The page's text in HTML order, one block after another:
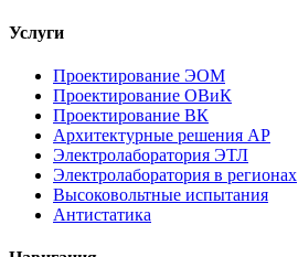
Услуги
Проектирование ЭОМ
Проектирование ОВиК
Проектирование ВК
Архитектурные решения АР
Электролаборатория ЭТЛ
Электролаборатория в регионах
Высоковольтные испытания
Антистатика